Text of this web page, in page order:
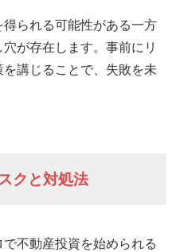
られる可能性がある一方
が存在します。事前にリ
講じることで、失敗を未
クと対処法
不動産投資を始められる